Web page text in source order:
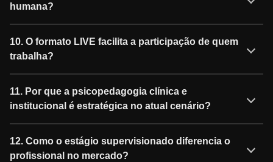
humana?
10. O formato LIVE facilita a participação de quem
trabalha?
11. Por que a psicopedagogia clínica e
institucional é estratégica no atual cenário?
12. Como o estágio supervisionado diferencia o
profissional no mercado?